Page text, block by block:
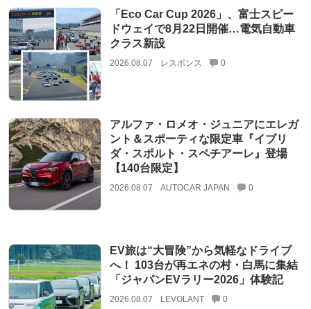
「Eco Car Cup 2026」、富士スピー
ドウェイで8月22日開催…電気自動車
クラス新設
2026.08.07 レスポンス 0
アルファ・ロメオ・ジュニアにエレガ
ント＆スポーティな限定車『イブリ
ダ・スポルト・スペチアーレ』登場
【140台限定】
2026.08.07 AUTOCAR JAPAN 0
EV旅は“大冒険”から気軽なドライブ
へ！ 103台が再エネの村・白馬に集結
「ジャパンEVラリー2026」体験記
2026.08.07 LEVOLANT 0